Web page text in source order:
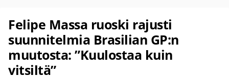
Felipe Massa ruoski rajusti
suunnitelmia Brasilian GP:n
muutosta: ”Kuulostaa kuin
vitsiltä”